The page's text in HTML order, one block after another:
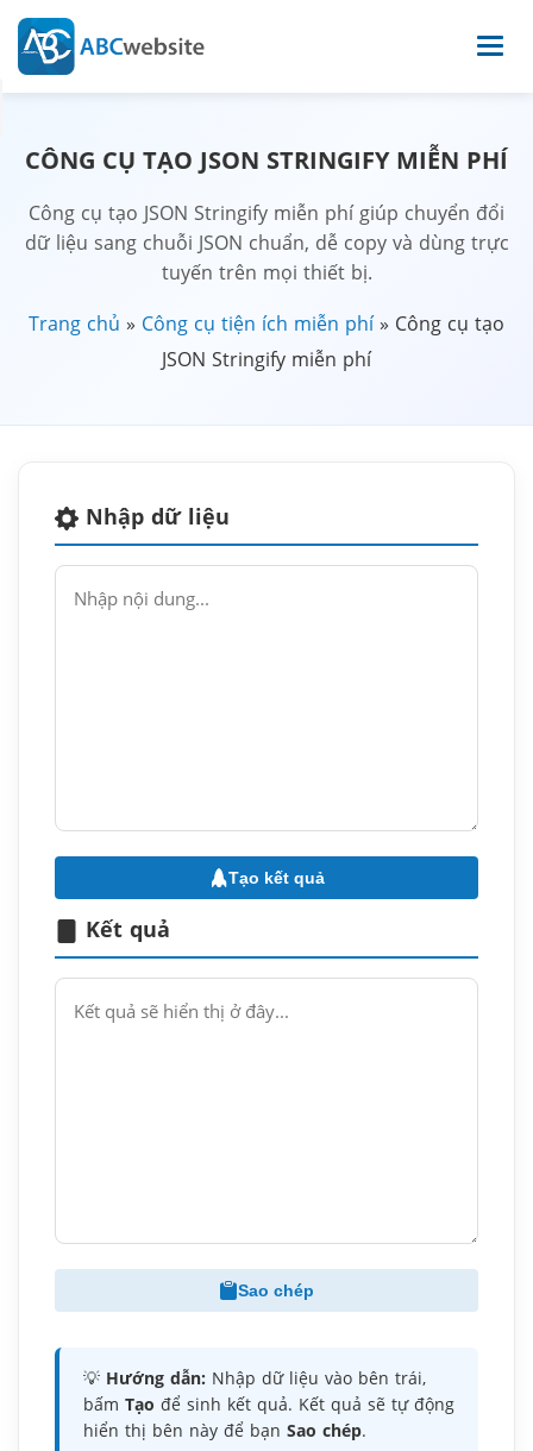
CÔNG CỤ TẠO JSON STRINGIFY MIỄN PHÍ
Công cụ tạo JSON Stringify miễn phí giúp chuyển đổi
dữ liệu sang chuỗi JSON chuẩn, dễ copy và dùng trực
tuyến trên mọi thiết bị.
Trang chủ » Công cụ tiện ích miễn phí» Công cụ tạo
JSON Stringify miễn phí
Nhập dữ liệu
Tạo kết quả
Kết quả
Sao chép
💡 Hướng dẫn: Nhập dữ liệu vào bên trái,
bấm Tạo để sinh kết quả. Kết quả sẽ tự động
hiển thị bên này để bạn Sao chép.